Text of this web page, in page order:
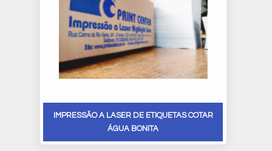
IMPRESSÃO A LASER DE ETIQUETAS COTAR
ÁGUA BONITA